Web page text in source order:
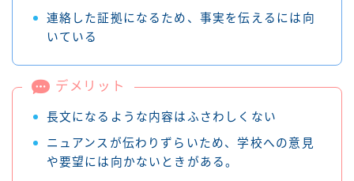
連絡した証拠になるため、事実を伝えるには向
いている
デメリット
長文になるような内容はふさわしくない
ニュアンスが伝わりずらいため、学校への意見
や要望には向かないときがある。